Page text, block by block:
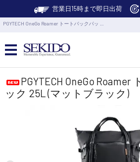
営業日15時まで即日出荷
PGYTECH OneGo Roamer トートバックパッ …
カメラドローン・生活家電
業務用ドローン・業務関連製品
PGYTECH OneGo
ック 25L (マットブラック)